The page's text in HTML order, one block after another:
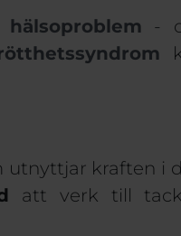
hälsoproblem -
utnyttjar kraften i
att verk till